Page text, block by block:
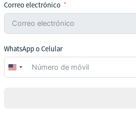
Correo electrónico
WhatsApp o Celular
United
States